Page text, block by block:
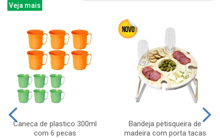
Veja mais
Caneca de plastico 300ml
com 6 pecas
Bandeja petisqueira de
madeira com porta tacas